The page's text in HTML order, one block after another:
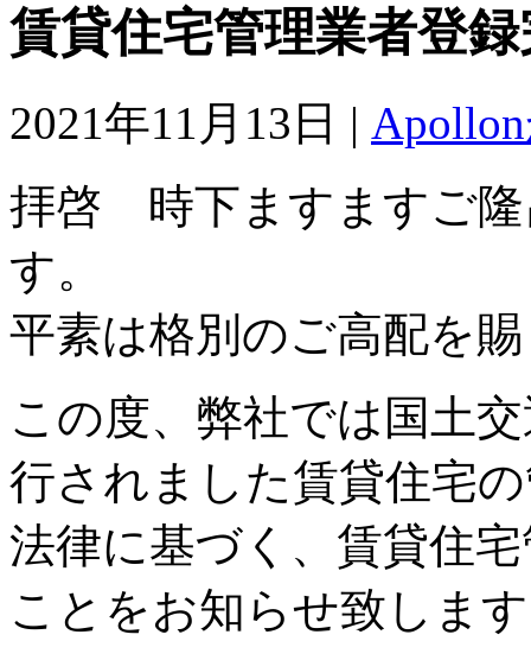
賃貸住宅管理業者登
2021年11月13日 |
拝啓 時下ますますご隆
す。
平素は格別のご高配を
この度、弊社では国土
行されました賃貸住宅
法律に基づく、賃貸住
ことをお知らせ致しま